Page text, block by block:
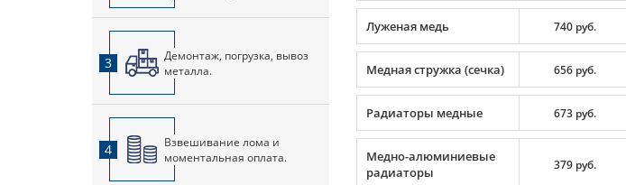
Луженая медь 740 руб.
Медная стружка (сечка) 656 руб.
Радиаторы медные 673 руб.
Медно-алюминиевые
радиаторы
379 руб.
3
Демонтаж, погрузка, вывоз
металла.
4
Взвешивание лома и
моментальная оплата.